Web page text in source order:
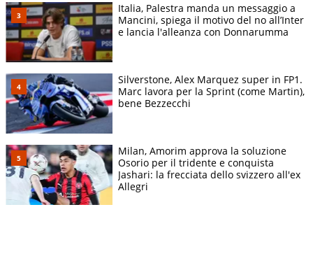
Italia, Palestra manda un messaggio a
Mancini, spiega il motivo del no all’Inter
e lancia l'alleanza con Donnarumma
Silverstone, Alex Marquez super in FP1.
Marc lavora per la Sprint (come Martin),
bene Bezzecchi
Milan, Amorim approva la soluzione
Osorio per il tridente e conquista
Jashari: la frecciata dello svizzero all'ex
Allegri